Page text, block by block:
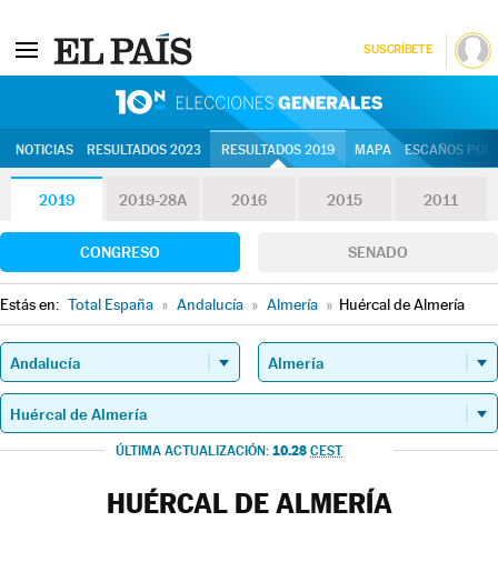
SUSCRÍBETE
NOTICIAS RESULTADOS 2023 RESULTADOS 2019 MAPA ESCAÑOS
2019 2019-28A 2016 2015 2011
CONGRESO SENADO
Estás en: Total España » Andalucía » Almería » Huércal de Almería
ÚLTIMA ACTUALIZACIÓN: 10.28 CEST
HUÉRCAL DE ALMERÍA